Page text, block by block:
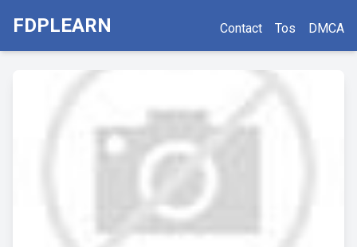
FDPLEARN Contact Tos DMCA